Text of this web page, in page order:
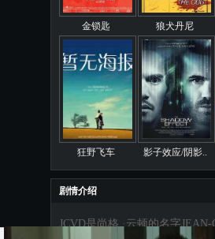
金锁匙 狼犬丹尼
狂野飞车 影子效应/阴影..
剧情介绍
JCVD是尚格 ·云顿的名字